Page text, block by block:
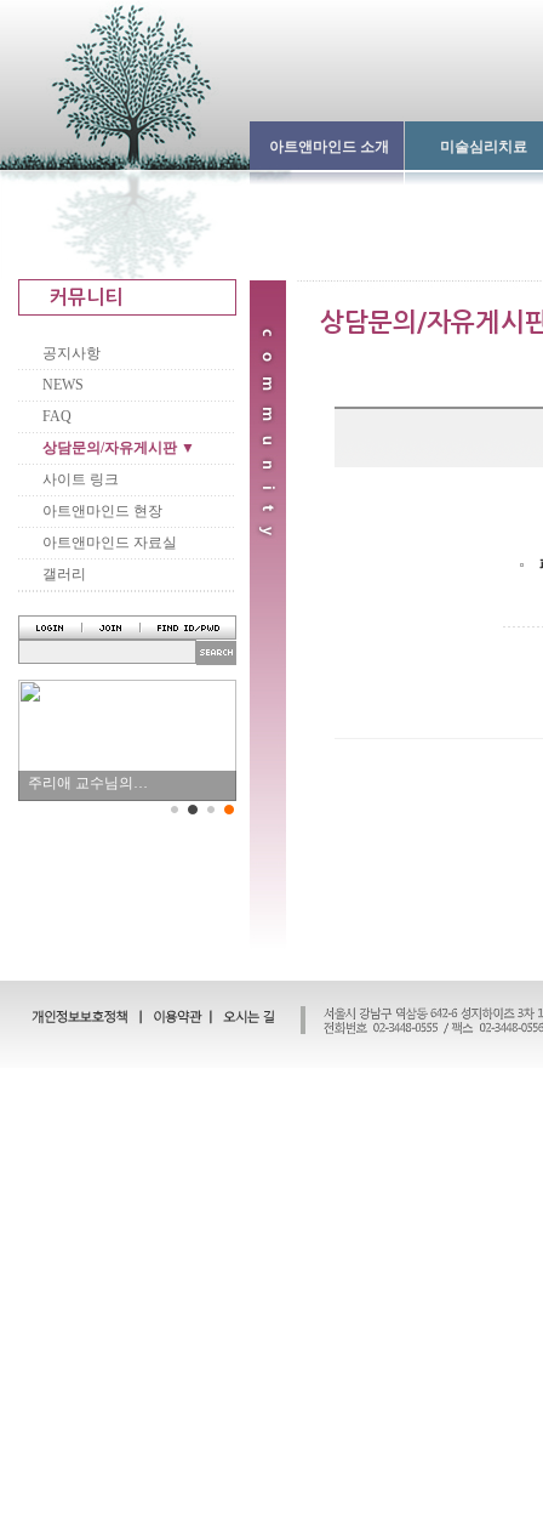
아트앤마인드 소개 미술심리치료
공지사항
NEWS
FAQ
상담문의/자유게시판 ▼
사이트 링크
아트앤마인드 현장
아트앤마인드 자료실
갤러리
주리애 교수님의…